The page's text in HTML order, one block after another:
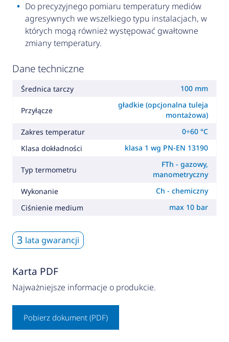
Do precyzyjnego pomiaru temperatury mediów
agresywnych we wszelkiego typu instalacjach, w
których mogą również występować gwałtowne
zmiany temperatury.
Dane techniczne
Średnica tarczy 100 mm
Przyłącze
gładkie (opcjonalna tuleja
montażowa)
Zakres temperatur
0÷60 °C
Klasa dokładności
klasa 1 wg PN-EN 13190
Typ termometru
FTh - gazowy,
manometryczny
Wykonanie
Ch - chemiczny
Ciśnienie medium
max 10 bar
3 lata gwarancji
Karta PDF
Najważniejsze informacje o produkcie.
Pobierz dokument (PDF)